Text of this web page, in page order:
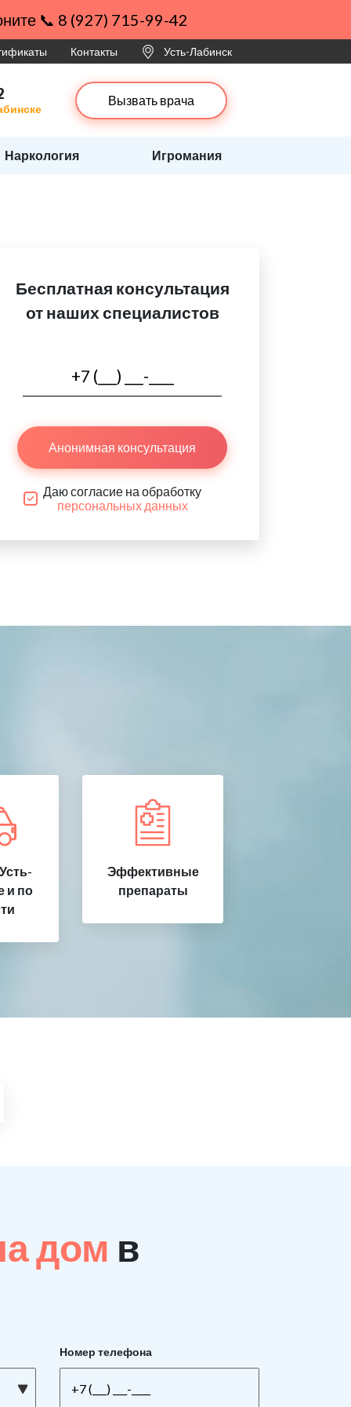
📞 8 (927) 715-99-42
Контакты Усть-Лабинск
Вызвать врача
Наркология Игромания
Бесплатная консультация
от наших специалистов
Анонимная консультация
Даю согласие на обработку
персональных данных
и по
Эффективные
препараты
дом в
Номер телефона